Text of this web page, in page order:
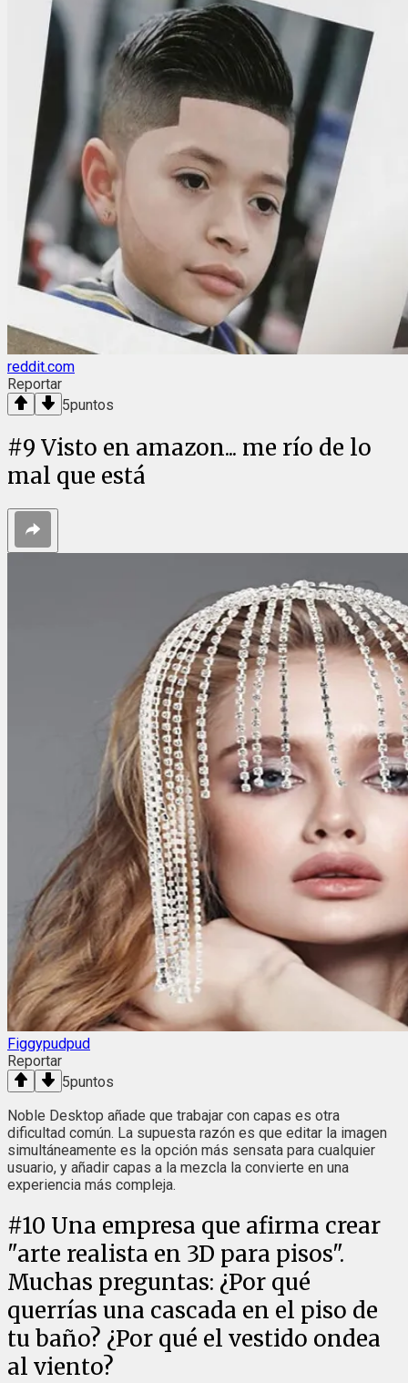
reddit.com
Reportar
5puntos
#9 Visto en amazon... me río de lo
mal que está
Figgypudpud
Reportar
5puntos
Noble Desktop añade que trabajar con capas es otra
dificultad común. La supuesta razón es que editar la imagen
simultáneamente es la opción más sensata para cualquier
usuario, y añadir capas a la mezcla la convierte en una
experiencia más compleja.
#10 Una empresa que afirma crear
"arte realista en 3D para pisos".
Muchas preguntas: ¿Por qué
querrías una cascada en el piso de
tu baño? ¿Por qué el vestido ondea
al viento?